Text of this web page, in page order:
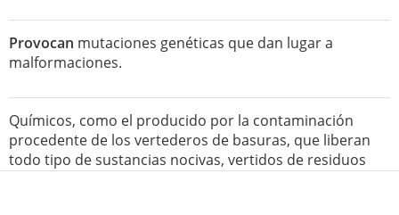
Provocan mutaciones genéticas que dan lugar a
malformaciones.
Químicos, como el producido por la contaminación
procedente de los vertederos de basuras, que liberan
todo tipo de sustancias nocivas, vertidos de residuos